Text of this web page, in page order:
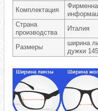
Комплектация
Страна
производства
Италия
Размеры
ширина
дужки